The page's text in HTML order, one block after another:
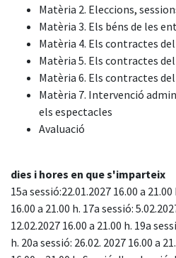
Matèria 2. Eleccions,
Matèria 3. Els béns de les
Matèria 4. Els contractes
Matèria 5. Els contractes
Matèria 6. Els contractes
Matèria 7. Intervenció
els espectacles
Avaluació
dies i hores en que s'imparteix
15a sessió:22.01.2027 16.00 a
16.00 a 21.00 h. 17a sessió:
12.02.2027 16.00 a 21.00 h. 19a
h. 20a sessió: 26.02. 2027 16.00 a